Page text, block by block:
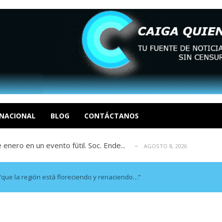
BLOG CONTÁCTANOS
R AGOSTO 8, 2026
Realpolitik y el Desmante... AGOSTO 8, 2026
García AGOSTO 7, 2026
en un evento fútil. Soc. Ende...
Luis Centeno S AGOSTO 8, 2026
R AGOSTO 8, 2026
Realpolitik y el Desmante...
García AGOSTO 7, 2026
la región está floreciendo y renaciendo…”